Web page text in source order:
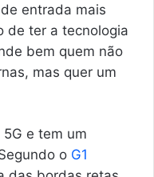
entrada mais
de ter a tecnologia
bem quem não
mas quer um
e tem um
o G1